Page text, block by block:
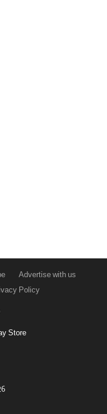
Advertise with us
Policy